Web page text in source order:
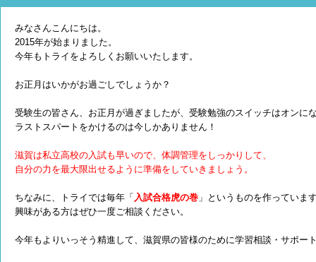
みなさんこんにちは。
2015年が始まりました。
今年もトライをよろしくお願いいたします。
お正月はいかがお過ごしでしょうか？
受験生の皆さん、お正月が過ぎましたが、受験勉強のスイッチはオンに
ラストスパートをかけるのは今しかありません！
滋賀は私立高校の入試も早いので、体調管理をしっかりして、
自分の力を最大限出せるように準備をしていきましょう。
ちなみに、トライでは毎年「 入試合格虎の巻 」というものを作っていま
興味がある方はぜひ一度ご相談ください。
今年もよりいっそう精進して、滋賀県の皆様のために学習相談・サポー